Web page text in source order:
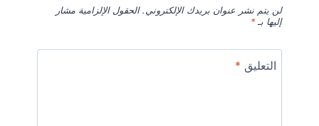
لن يتم نشر عنوان بريدك الإلكتروني. الحقول الإلزامية مشار
إليها بـ*
التعليق *